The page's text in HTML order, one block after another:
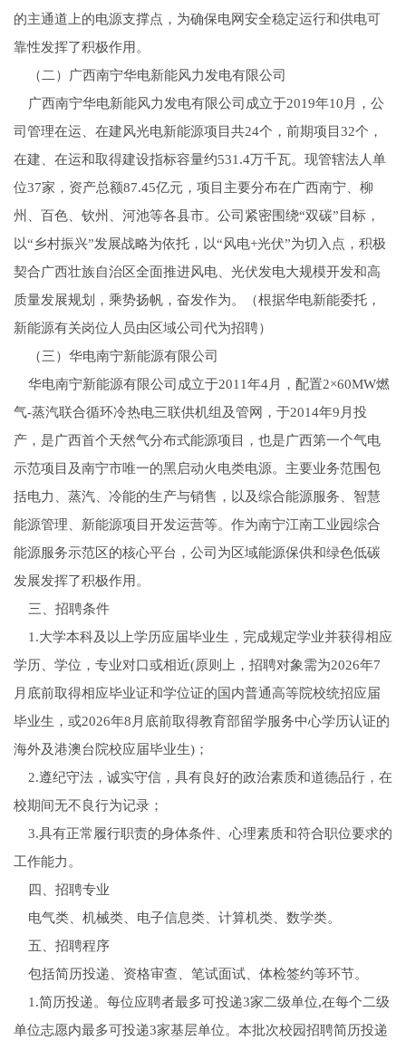
的主通道上的电源支撑点，为确保电网安全稳定运行和供电可
靠性发挥了积极作用。
（二）广西南宁华电新能风力发电有限公司
广西南宁华电新能风力发电有限公司成立于2019年10月，公
司管理在运、在建风光电新能源项目共24个，前期项目32个，
在建、在运和取得建设指标容量约531.4万千瓦。现管辖法人单
位37家，资产总额87.45亿元，项目主要分布在广西南宁、柳
州、百色、钦州、河池等各县市。公司紧密围绕“双碳”目标，
以“乡村振兴”发展战略为依托，以“风电+光伏”为切入点，积极
契合广西壮族自治区全面推进风电、光伏发电大规模开发和高
质量发展规划，乘势扬帆，奋发作为。（根据华电新能委托，
新能源有关岗位人员由区域公司代为招聘）
（三）华电南宁新能源有限公司
华电南宁新能源有限公司成立于2011年4月，配置2×60MW燃
气-蒸汽联合循环冷热电三联供机组及管网，于2014年9月投
产，是广西首个天然气分布式能源项目，也是广西第一个气电
示范项目及南宁市唯一的黑启动火电类电源。主要业务范围包
括电力、蒸汽、冷能的生产与销售，以及综合能源服务、智慧
能源管理、新能源项目开发运营等。作为南宁江南工业园综合
能源服务示范区的核心平台，公司为区域能源保供和绿色低碳
发展发挥了积极作用。
三、招聘条件
1.大学本科及以上学历应届毕业生，完成规定学业并获得相应
学历、学位，专业对口或相近(原则上，招聘对象需为2026年7
月底前取得相应毕业证和学位证的国内普通高等院校统招应届
毕业生，或2026年8月底前取得教育部留学服务中心学历认证的
海外及港澳台院校应届毕业生)；
2.遵纪守法，诚实守信，具有良好的政治素质和道德品行，在
校期间无不良行为记录；
3.具有正常履行职责的身体条件、心理素质和符合职位要求的
工作能力。
四、招聘专业
电气类、机械类、电子信息类、计算机类、数学类。
五、招聘程序
包括简历投递、资格审查、笔试面试、体检签约等环节。
1.简历投递。每位应聘者最多可投递3家二级单位,在每个二级
单位志愿内最多可投递3家基层单位。本批次校园招聘简历投递